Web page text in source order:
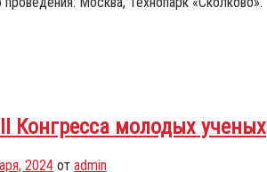
Конгресса молодых ученых
2024 от admin